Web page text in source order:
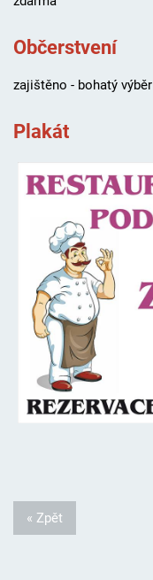
Občerstvení
zajištěno - bohatý
Plakát
« Zpět